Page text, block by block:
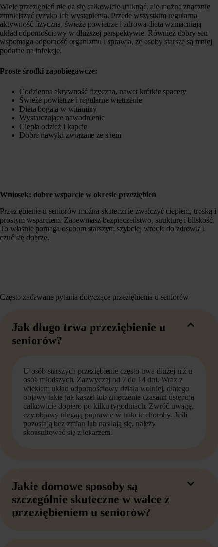
Wiele przeziębień nie da się całkowicie uniknąć, ale można znacznie
zmniejszyć ryzyko ich wystąpienia. Przede wszystkim regularna
aktywność fizyczna, świeże powietrze i zdrowa dieta wzmacniają
układ odpornościowy w dłuższej perspektywie. Również dobry sen
wspomaga odporność organizmu i sprawia, że osoby starsze są mniej
podatne na infekcje.
Proste środki zapobiegawcze:
Codzienna aktywność fizyczna, nawet krótkie spacery
Świeże powietrze i regularne wietrzenie
Dieta bogata w witaminy
Wystarczające nawodnienie
Ciepła odzież i kapcie
Dobre nawyki związane ze snem
Wniosek: dobre wsparcie w okresie przeziębień
Przeziębienie u seniorów można skutecznie zwalczyć ciepłem, troską i
prostym wsparciem. Zapewniasz bezpieczeństwo, strukturę i bliskość.
To właśnie pomaga osobom starszym szybciej wrócić do zdrowia i
czuć się dobrze.
Często zadawane pytania dotyczące przeziębienia u seniorów
Jak długo trwa przeziębienie u
seniorów?
U osób starszych przeziębienie często trwa dłużej niż u
osób młodszych. Zazwyczaj od 7 do 14 dni. Wraz z
wiekiem układ odpornościowy działa wolniej, dlatego
objawy takie jak kaszel lub zmęczenie czasami ustępują
całkowicie dopiero po kilku tygodniach. Zwróć uwagę,
czy objawy ulegają poprawie w trakcie choroby. Jeśli
pozostają bez zmian lub nasilają się, należy
skonsultować się z lekarzem.
Jakie domowe sposoby są
szczególnie skuteczne w walce z
przeziębieniem u seniorów?